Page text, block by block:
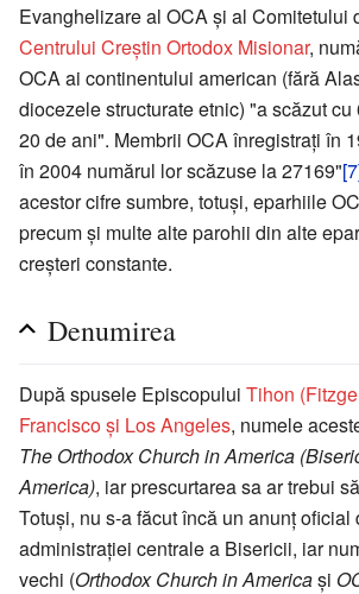
Evanghelizare al OCA şi al Comitetului
Centrului Creştin Ortodox Misionar,
OCA ai continentului american (fără
diocezele structurate etnic) "a scăzut
20 de ani". Membrii OCA înregistraţi în
în 2004 numărul lor scăzuse la 27169"
acestor cifre sumbre, totuşi, eparhiile
precum și multe alte parohii din alte
creşteri constante.
Denumirea
După spusele Episcopului Tihon
Francisco şi Los Angeles, numele
The Orthodox Church in America
America), iar prescurtarea sa ar trebui
Totuşi, nu s-a făcut încă un anunţ oficial
administraţiei centrale a Bisericii, iar
vechi (Orthodox Church in Americaşi